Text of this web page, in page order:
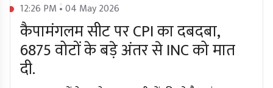
12:26 PM • 04 May 2026
कैपामंगलम सीट पर CPI का दबदबा,
6875 वोटों के बड़े अंतर से INC को मात
दी.